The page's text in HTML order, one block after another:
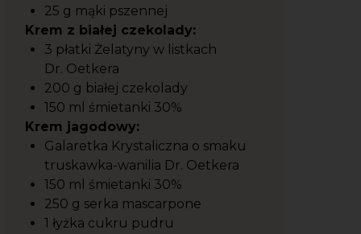
25 g mąki pszennej
Krem z białej czekolady:
3 płatki Żelatyny w listkach
Dr. Oetkera
200 g białej czekolady
150 ml śmietanki 30%
Krem jagodowy:
Galaretka Krystaliczna o smaku
truskawka-wanilia Dr. Oetkera
150 ml śmietanki 30%
250 g serka mascarpone
1 łyżka cukru pudru